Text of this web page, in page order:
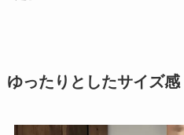
ゆったりとしたサイズ感